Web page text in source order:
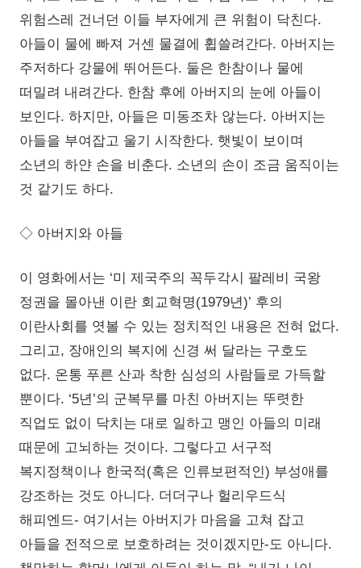
위험스레 건너던 이들 부자에게 큰 위험이 닥친다.
아들이 물에 빠져 거센 물결에 휩쓸려간다. 아버지는
주저하다 강물에 뛰어든다. 둘은 한참이나 물에
떠밀려 내려간다. 한참 후에 아버지의 눈에 아들이
보인다. 하지만, 아들은 미동조차 않는다. 아버지는
아들을 부여잡고 울기 시작한다. 햇빛이 보이며
소년의 하얀 손을 비춘다. 소년의 손이 조금 움직이는
것 같기도 하다.
◇ 아버지와 아들
이 영화에서는 ‘미 제국주의 꼭두각시 팔레비 국왕
정권을 몰아낸 이란 회교혁명(1979년)’ 후의
이란사회를 엿볼 수 있는 정치적인 내용은 전혀 없다.
그리고, 장애인의 복지에 신경 써 달라는 구호도
없다. 온통 푸른 산과 착한 심성의 사람들로 가득할
뿐이다. ‘5년’의 군복무를 마친 아버지는 뚜렷한
직업도 없이 닥치는 대로 일하고 맹인 아들의 미래
때문에 고뇌하는 것이다. 그렇다고 서구적
복지정책이나 한국적(혹은 인류보편적인) 부성애를
강조하는 것도 아니다. 더더구나 헐리우드식
해피엔드- 여기서는 아버지가 마음을 고쳐 잡고
아들을 전적으로 보호하려는 것이겠지만-도 아니다.